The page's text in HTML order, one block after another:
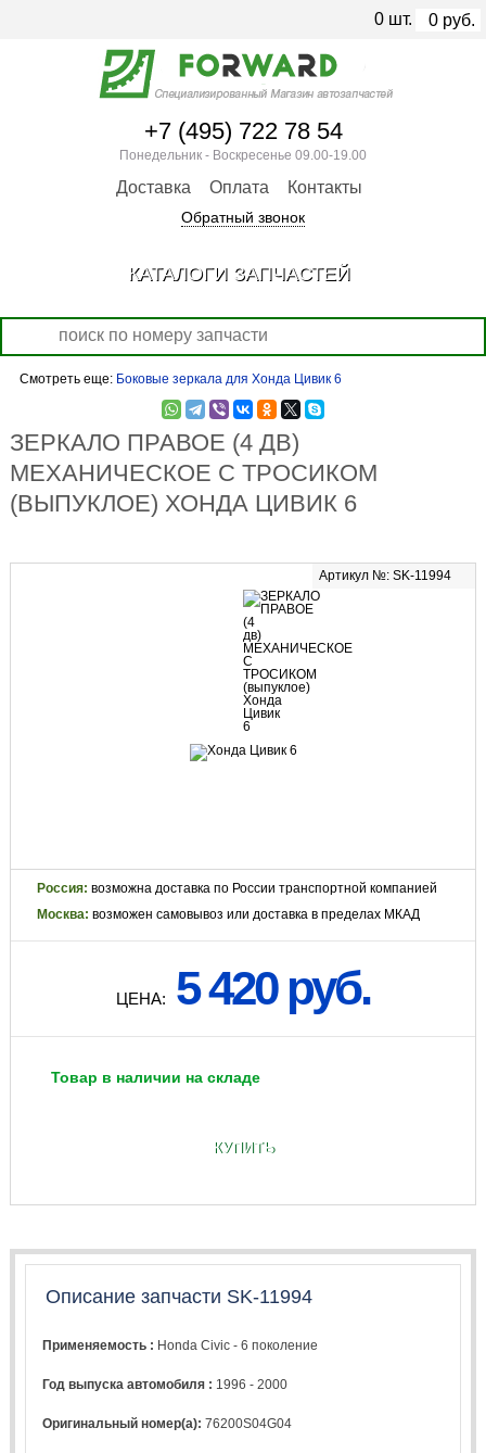
Смотреть еще: Боковые зеркала для Хонда Цивик 6
ЗЕРКАЛО ПРАВОЕ (4 ДВ)
МЕХАНИЧЕСКОЕ С ТРОСИКОМ
(ВЫПУКЛОЕ) ХОНДА ЦИВИК 6
Артикул №: SK-11994
Россия: возможна доставка по России транспортной компанией
Москва: возможен самовывоз или доставка в пределах МКАД
ЦЕНА: 5 420 руб.
Товар в наличии на складе
КУПИТЬ
Описание запчасти SK-11994
Применяемость : Honda Civic - 6 поколение
Год выпуска автомобиля : 1996 - 2000
Оригинальный номер(а):76200S04G04
+7 (495) 722 78 54
Понедельник - Воскресенье 09.00-19.00
Доставка Оплата Контакты
Обратный звонок
0 шт. 0 руб.
КАТАЛОГИ ЗАПЧАСТЕЙ